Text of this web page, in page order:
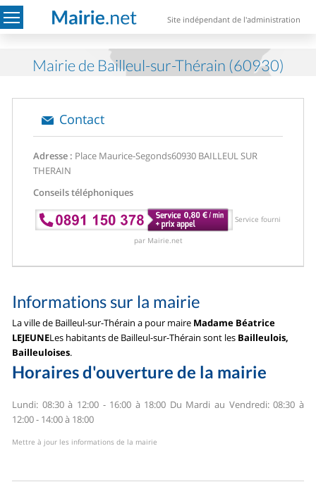
Site indépendant de l'administration
Mairie de Bailleul-sur-Thérain (60930)
Contact
Adresse : Place Maurice-Segonds60930 BAILLEUL SUR
THERAIN
Conseils téléphoniques
Service fourni
par Mairie.net
Informations sur la mairie
La ville de Bailleul-sur-Thérain a pour maire Madame Béatrice
LEJEUNELes habitants de Bailleul-sur-Thérain sont les Bailleulois,
Bailleuloises.
Horaires d'ouverture de la mairie
Lundi: 08:30 à 12:00 - 16:00 à 18:00 Du Mardi au Vendredi: 08:30 à
12:00 - 14:00 à 18:00
Mettre à jour les informations de la mairie